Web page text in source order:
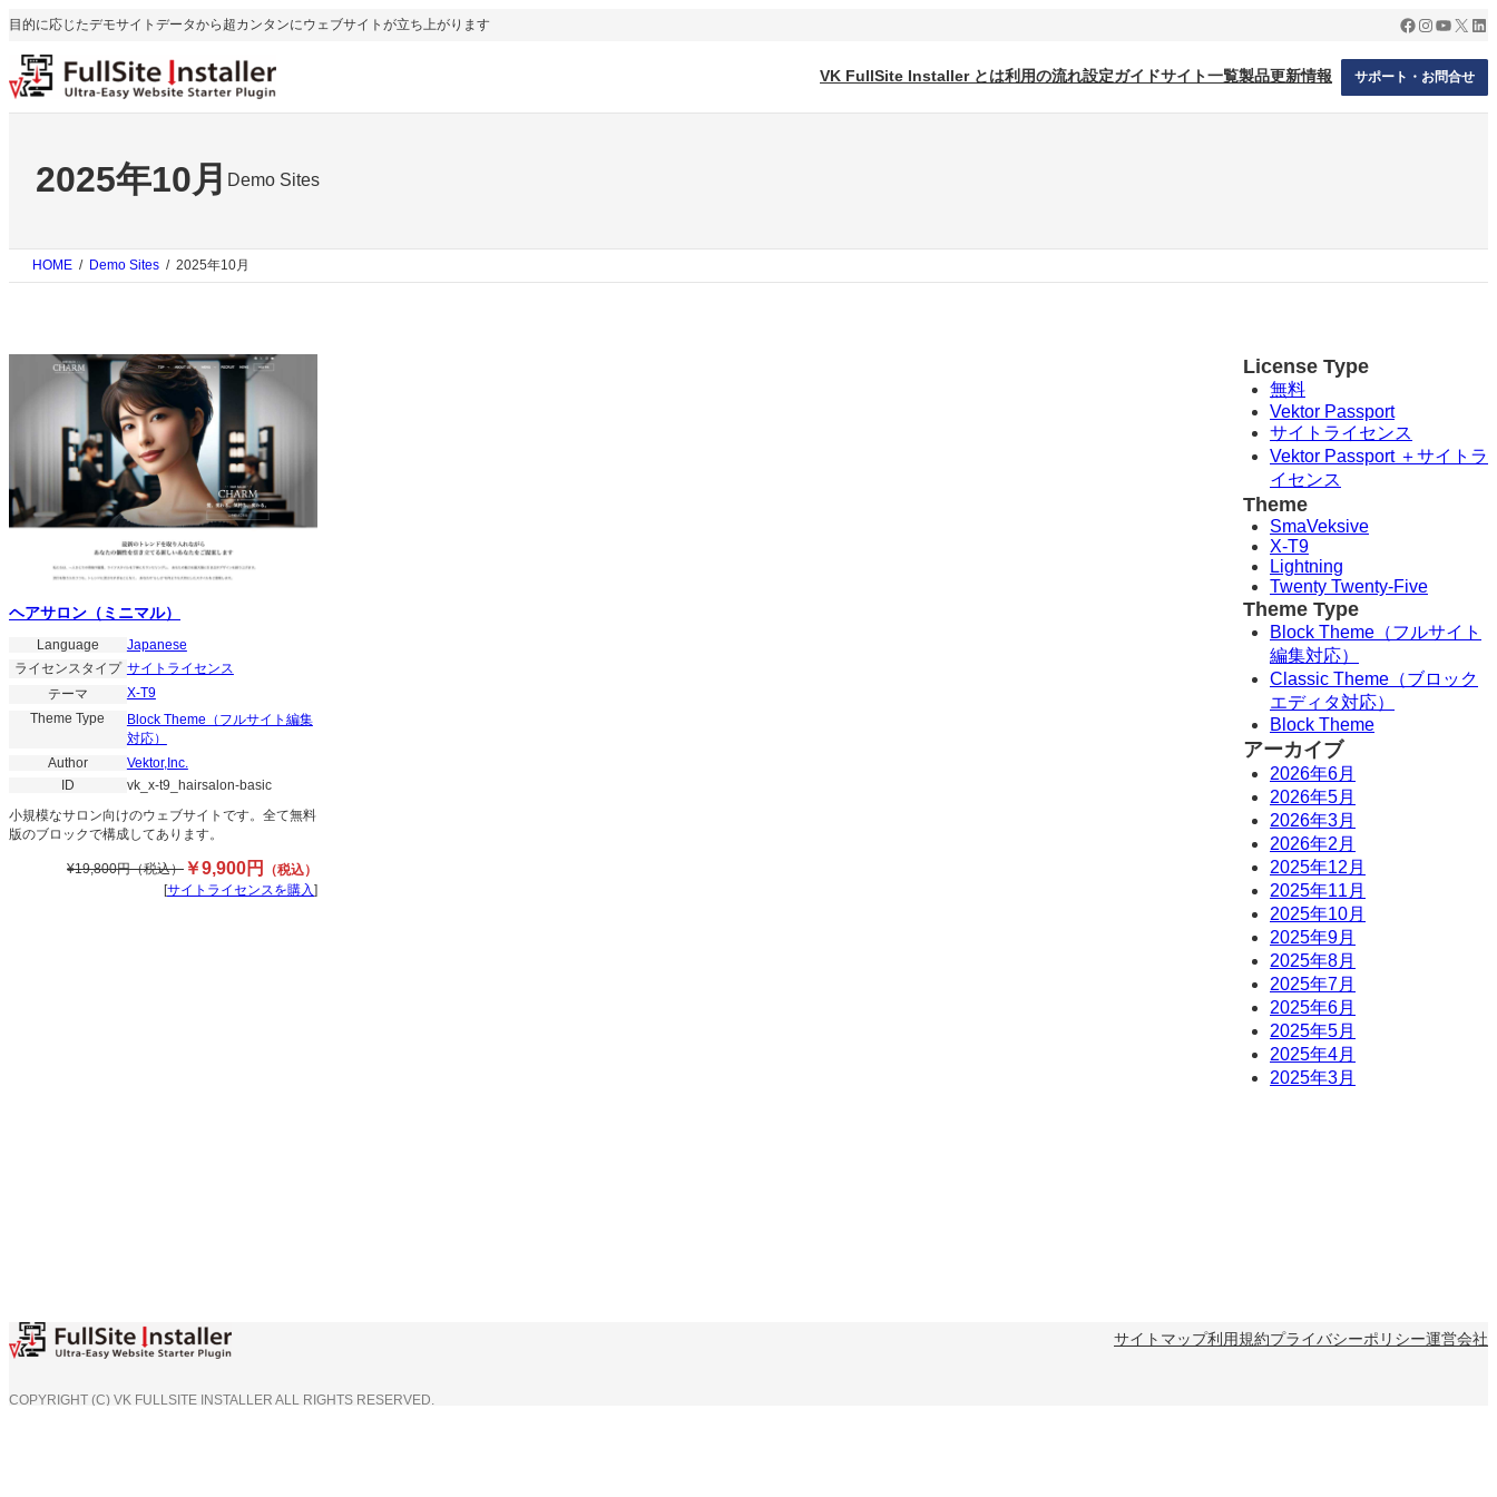
内
を
ス
キ
目的に応じたデモサイトデータから超カンタンにウェブサイトが立ち上がります Facebook
Instagram
X
VK FullSite Installer とは利用の流れ設定ガイドサイト一覧製品更新情報 サポート・お問合せ
2025年10月 Demo Sites
HOME Demo Sites 2025年10月
ヘアサロン（ミニマル）
Language
Japanese
ライセンスタイプ サイトライセンス
テーマ
X-T9
Theme Type
Block Theme（フルサイト編集
対応）
Author
Vektor,Inc.
ID
vk_x-t9_hairsalon-basic
小規模なサロン向けのウェブサイトです。全て無料
版のブロックで構成してあります。
¥19,800円（税込） ￥9,900円
（税込）
[サイトライセンスを購入 ]
License Type
無料
Vektor Passport
サイトライセンス
Vektor Passport ＋サイトラ
イセンス
Theme
SmaVeksive
X-T9
Lightning
Twenty Twenty-Five
Theme Type
Block Theme（フルサイト
編集対応）
Classic Theme（ブロック
エディタ対応）
Block Theme
アーカイブ
2026年6月
2026年5月
2026年3月
2026年2月
2025年12月
2025年11月
2025年10月
2025年9月
2025年8月
2025年7月
2025年6月
2025年5月
2025年4月
2025年3月
サイトマップ利用規約プライバシーポリシー運営会社
COPYRIGHT (C) VK FULLSITE INSTALLER ALL RIGHTS RESERVED.